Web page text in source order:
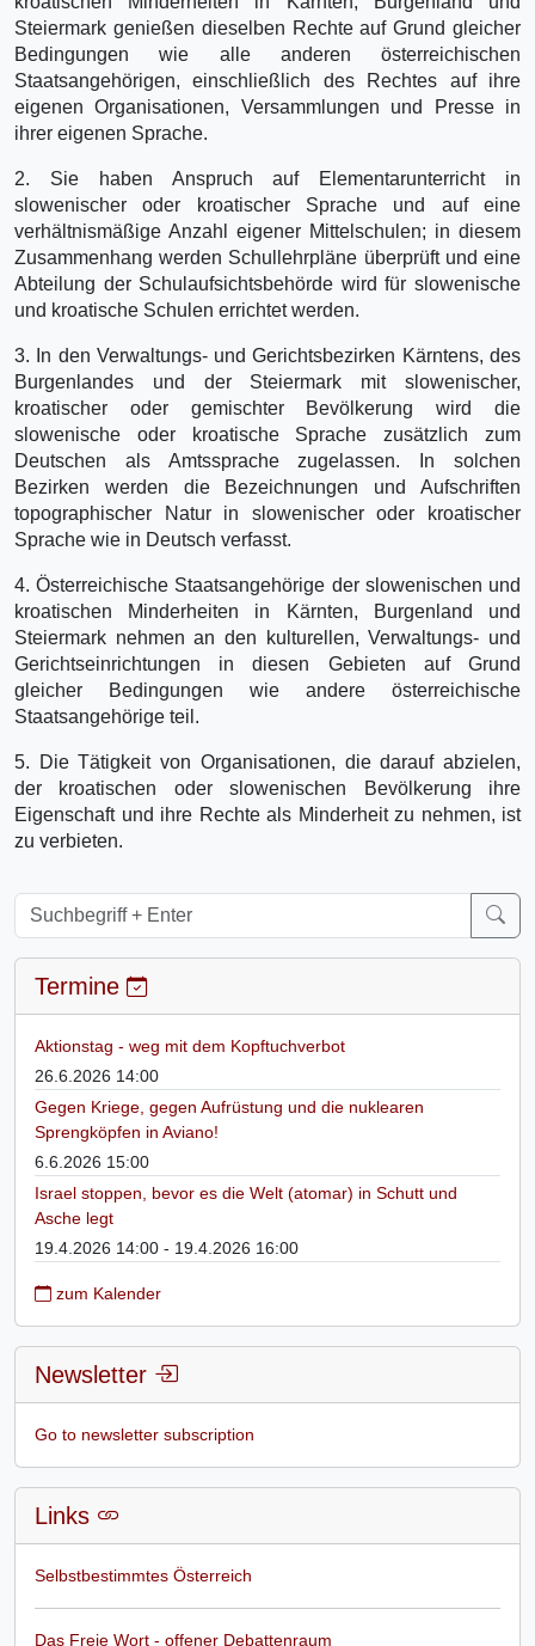
Steiermark genießen dieselben Rechte auf Grund gleicher
Bedingungen wie alle anderen österreichischen
Staatsangehörigen, einschließlich des Rechtes auf ihre
eigenen Organisationen, Versammlungen und Presse in
ihrer eigenen Sprache.
2. Sie haben Anspruch auf Elementarunterricht in
slowenischer oder kroatischer Sprache und auf eine
verhältnismäßige Anzahl eigener Mittelschulen; in diesem
Zusammenhang werden Schullehrpläne überprüft und eine
Abteilung der Schulaufsichtsbehörde wird für slowenische
und kroatische Schulen errichtet werden.
3. In den Verwaltungs- und Gerichtsbezirken Kärntens, des
Burgenlandes und der Steiermark mit slowenischer,
kroatischer oder gemischter Bevölkerung wird die
slowenische oder kroatische Sprache zusätzlich zum
Deutschen als Amtssprache zugelassen. In solchen
Bezirken werden die Bezeichnungen und Aufschriften
topographischer Natur in slowenischer oder kroatischer
Sprache wie in Deutsch verfasst.
4. Österreichische Staatsangehörige der slowenischen und
kroatischen Minderheiten in Kärnten, Burgenland und
Steiermark nehmen an den kulturellen, Verwaltungs- und
Gerichtseinrichtungen in diesen Gebieten auf Grund
gleicher Bedingungen wie andere österreichische
Staatsangehörige teil.
5. Die Tätigkeit von Organisationen, die darauf abzielen,
der kroatischen oder slowenischen Bevölkerung ihre
Eigenschaft und ihre Rechte als Minderheit zu nehmen, ist
zu verbieten.
Termine
Aktionstag - weg mit dem Kopftuchverbot
26.6.2026 14:00
Gegen Kriege, gegen Aufrüstung und die nuklearen
Sprengköpfen in Aviano!
6.6.2026 15:00
Israel stoppen, bevor es die Welt (atomar) in Schutt und
Asche legt
19.4.2026 14:00 - 19.4.2026 16:00
zum Kalender
Newsletter
Go to newsletter subscription
Links
Selbstbestimmtes Österreich
Das Freie Wort - offener Debattenraum